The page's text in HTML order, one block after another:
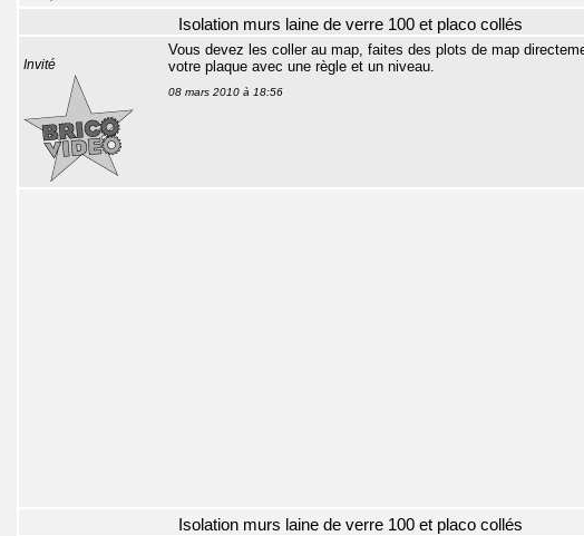
Isolation murs laine de verre 100 et placo collés
Invité
Vous devez les coller au map, faites des plots de map
votre plaque avec une règle et un niveau.
08 mars 2010 à 18:56
Isolation murs laine de verre 100 et placo collés